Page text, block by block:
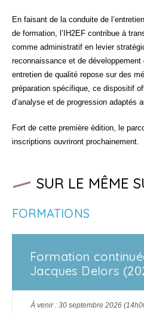
En faisant de la conduite de
de formation, l’IH2EF contribue à
comme administratif en levier
reconnaissance et de
entretien de qualité repose sur des
préparation spécifique, ce dispositif
d’analyse et de progression adaptés
Fort de cette première édition, le
inscriptions ouvriront prochainement.
SUR LE MÊME
FORMATIONS
Formation
Jacques Delors
À venir : 30 septembre 2026